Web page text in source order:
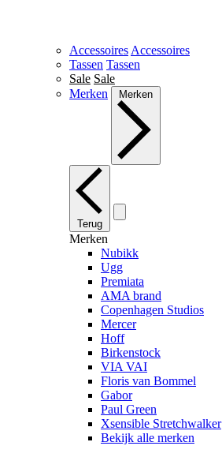
Accessoires Accessoires
Tassen Tassen
Sale Sale
Merken
Merken
Terug
Merken
Nubikk
Ugg
Premiata
AMA brand
Copenhagen Studios
Mercer
Hoff
Birkenstock
VIA VAI
Floris van Bommel
Gabor
Paul Green
Xsensible Stretchwalker
Bekijk alle merken